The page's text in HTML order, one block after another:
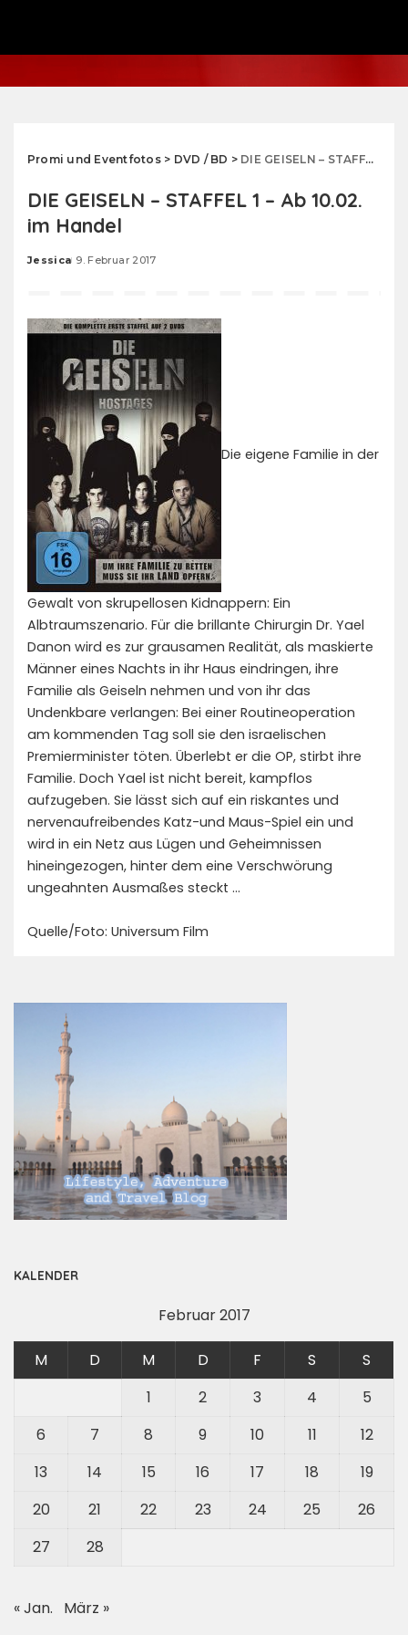
Promi und Eventfotos> DVD / BD > DIE GEISELN – STAFFEL 1 – Ab 10.02. im Handel
DIE GEISELN – STAFFEL 1 – Ab 10.02.
im Handel
Posted
Jessica 9. Februar 2017
Die eigene Familie in der
Gewalt von skrupellosen Kidnappern: Ein
Albtraumszenario. Für die brillante Chirurgin Dr. Yael
Danon wird es zur grausamen Realität, als maskierte
Männer eines Nachts in ihr Haus eindringen, ihre
Familie als Geiseln nehmen und von ihr das
Undenkbare verlangen: Bei einer Routineoperation
am kommenden Tag soll sie den israelischen
Premierminister töten. Überlebt er die OP, stirbt ihre
Familie. Doch Yael ist nicht bereit, kampflos
aufzugeben. Sie lässt sich auf ein riskantes und
nervenaufreibendes Katz-und Maus-Spiel ein und
wird in ein Netz aus Lügen und Geheimnissen
hineingezogen, hinter dem eine Verschwörung
ungeahnten Ausmaßes steckt …
Quelle/Foto: Universum Film
KALENDER
Februar 2017
M D M D F S
S
1
2 3 4
5
6
7 8 9 10 11
12
13
14 15 16 17 18
19
20
21 22 23 24 25
26
27
28
« Jan. März »